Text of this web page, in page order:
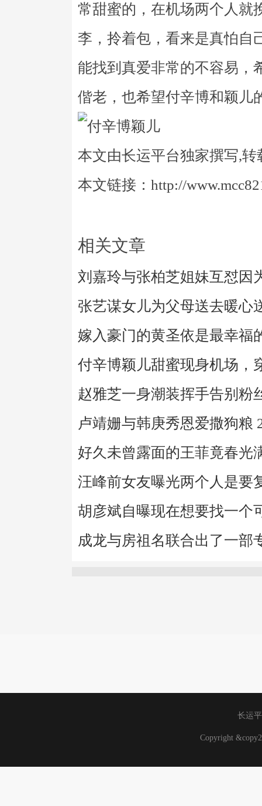
常甜蜜的，在机场两个人就
李，拎着包，看来是真怕自
能找到真爱非常的不容易，
偕老，也希望付辛博和颖儿
本文由长运平台独家撰写,转
本文链接：http://
相关文章
刘嘉玲与张柏芝姐妹互怼因
张艺谋女儿为父母送去暖心
嫁入豪门的黄圣依是最幸福
付辛博颖儿甜蜜现身机场，
赵雅芝一身潮装挥手告别粉
卢靖姗与韩庚秀恩爱撒狗粮
好久未曾露面的王菲竟春光
汪峰前女友曝光两个人是要
胡彦斌自曝现在想要找一个
成龙与房祖名联合出了一部
长运
Copyright